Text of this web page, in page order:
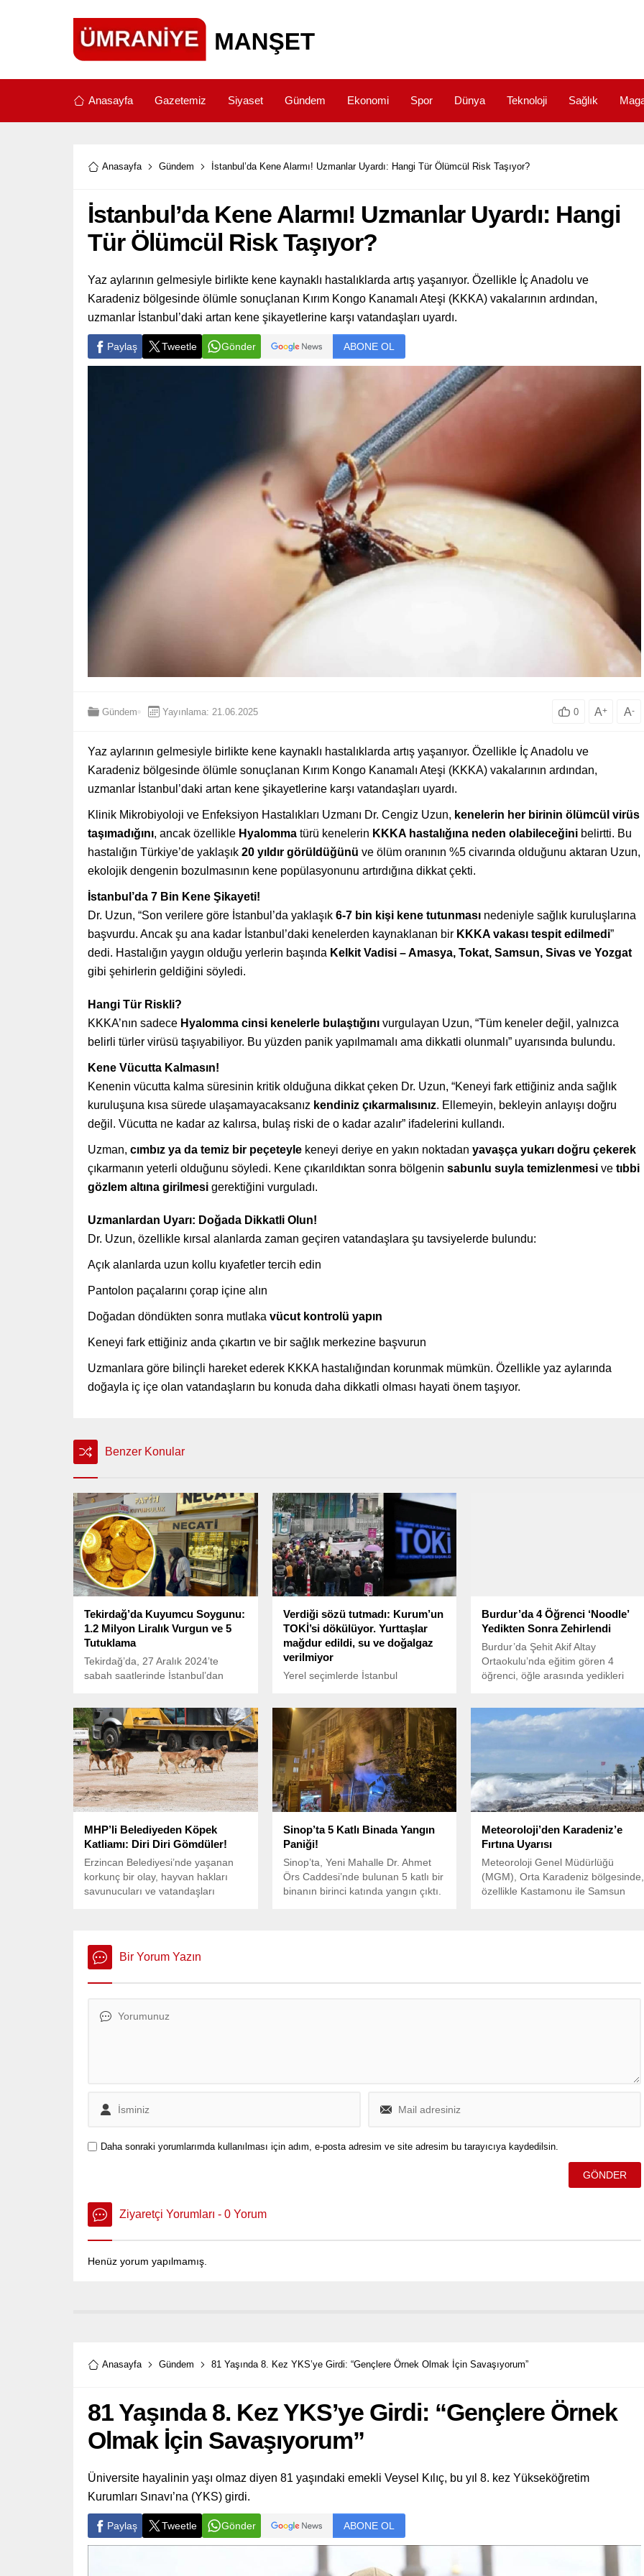
Anasayfa Gazetemiz Siyaset Gündem Ekonomi Spor Dünya Teknoloji Sağlık
Anasayfa Gündem İstanbul’da Kene Alarmı! Uzmanlar Uyardı: Hangi Tür Ölümcül Risk Taşıyor?
İstanbul’da Kene Alarmı! Uzmanlar Uyardı: Hangi
Tür Ölümcül Risk Taşıyor?
Yaz aylarının gelmesiyle birlikte kene kaynaklı hastalıklarda artış yaşanıyor. Özellikle İç Anadolu ve
Karadeniz bölgesinde ölümle sonuçlanan Kırım Kongo Kanamalı Ateşi (KKKA) vakalarının ardından,
uzmanlar İstanbul’daki artan kene şikayetlerine karşı vatandaşları uyardı.
Paylaş Tweetle Gönder ABONE OL
Gündem Yayınlama: 21.06.2025 0 A+ A-
Yaz aylarının gelmesiyle birlikte kene kaynaklı hastalıklarda artış yaşanıyor. Özellikle İç Anadolu ve
Karadeniz bölgesinde ölümle sonuçlanan Kırım Kongo Kanamalı Ateşi (KKKA) vakalarının ardından,
uzmanlar İstanbul’daki artan kene şikayetlerine karşı vatandaşları uyardı.
Klinik Mikrobiyoloji ve Enfeksiyon Hastalıkları Uzmanı Dr. Cengiz Uzun, kenelerin her birinin ölümcül virüs
taşımadığını, ancak özellikle Hyalomma türü kenelerin KKKA hastalığına neden olabileceğini belirtti. Bu
hastalığın Türkiye’de yaklaşık 20 yıldır görüldüğünü ve ölüm oranının %5 civarında olduğunu aktaran Uzun,
ekolojik dengenin bozulmasının kene popülasyonunu artırdığına dikkat çekti.
İstanbul’da 7 Bin Kene Şikayeti!
Dr. Uzun, “Son verilere göre İstanbul’da yaklaşık 6-7 bin kişi kene tutunması nedeniyle sağlık kuruluşlarına
başvurdu. Ancak şu ana kadar İstanbul’daki kenelerden kaynaklanan bir KKKA vakası tespit edilmedi”
dedi. Hastalığın yaygın olduğu yerlerin başında Kelkit Vadisi – Amasya, Tokat, Samsun, Sivas ve Yozgat
gibi şehirlerin geldiğini söyledi.
Hangi Tür Riskli?
KKKA’nın sadece Hyalomma cinsi kenelerle bulaştığını vurgulayan Uzun, “Tüm keneler değil, yalnızca
belirli türler virüsü taşıyabiliyor. Bu yüzden panik yapılmamalı ama dikkatli olunmalı” uyarısında bulundu.
Kene Vücutta Kalmasın!
Kenenin vücutta kalma süresinin kritik olduğuna dikkat çeken Dr. Uzun, “Keneyi fark ettiğiniz anda sağlık
kuruluşuna kısa sürede ulaşamayacaksanız kendiniz çıkarmalısınız. Ellemeyin, bekleyin anlayışı doğru
değil. Vücutta ne kadar az kalırsa, bulaş riski de o kadar azalır” ifadelerini kullandı.
Uzman, cımbız ya da temiz bir peçeteyle keneyi deriye en yakın noktadan yavaşça yukarı doğru çekerek
çıkarmanın yeterli olduğunu söyledi. Kene çıkarıldıktan sonra bölgenin sabunlu suyla temizlenmesi ve tıbbi
gözlem altına girilmesi gerektiğini vurguladı.
Uzmanlardan Uyarı: Doğada Dikkatli Olun!
Dr. Uzun, özellikle kırsal alanlarda zaman geçiren vatandaşlara şu tavsiyelerde bulundu:
Açık alanlarda uzun kollu kıyafetler tercih edin
Pantolon paçalarını çorap içine alın
Doğadan döndükten sonra mutlaka vücut kontrolü yapın
Keneyi fark ettiğiniz anda çıkartın ve bir sağlık merkezine başvurun
Uzmanlara göre bilinçli hareket ederek KKKA hastalığından korunmak mümkün. Özellikle yaz aylarında
doğayla iç içe olan vatandaşların bu konuda daha dikkatli olması hayati önem taşıyor.
Benzer Konular
Tekirdağ’da Kuyumcu Soygunu:
1.2 Milyon Liralık Vurgun ve 5
Tutuklama
Tekirdağ’da, 27 Aralık 2024’te
sabah saatlerinde İstanbul’dan
tehdidiyle yaklaşık 1.2 milyon liralık
ziynet eşyası çaldı.
Verdiği sözü tutmadı: Kurum’un
TOKİ’si dökülüyor. Yurttaşlar
mağdur edildi, su ve doğalgaz
verilmiyor
Yerel seçimlerde İstanbul
Şehircilik ve İklim Değişikliği Bakanı
Murat Kurum’un döneminde
yapımına başlanan Ankara
Yenimahalle’deki Yakacık TOKİ
Konutları’nda oturan yurttaşlar zor
durumda.
Burdur’da 4 Öğrenci ‘Noodle’
Yedikten Sonra Zehirlendi
Burdur’da Şehit Akif Altay
Ortaokulu’nda eğitim gören 4
öğrenci, öğle arasında yedikleri
MHP’li Belediyeden Köpek
Katliamı: Diri Diri Gömdüler!
Erzincan Belediyesi’nde yaşanan
korkunç bir olay, hayvan hakları
savunucuları ve vatandaşları
Sinop’ta 5 Katlı Binada Yangın
Paniği!
Sinop’ta, Yeni Mahalle Dr. Ahmet
Örs Caddesi’nde bulunan 5 katlı bir
binanın birinci katında yangın çıktı.
Meteoroloji’den Karadeniz’e
Fırtına Uyarısı
Meteoroloji Genel Müdürlüğü
(MGM), Orta Karadeniz bölgesinde,
özellikle Kastamonu ile Samsun
Bir Yorum Yazın
Daha sonraki yorumlarımda kullanılması için adım, e-posta adresim ve site adresim bu tarayıcıya kaydedilsin.
Ziyaretçi Yorumları - 0 Yorum
Henüz yorum yapılmamış.
Anasayfa Gündem 81 Yaşında 8. Kez YKS’ye Girdi: “Gençlere Örnek Olmak İçin Savaşıyorum”
81 Yaşında 8. Kez YKS’ye Girdi: “Gençlere Örnek
Olmak İçin Savaşıyorum”
Üniversite hayalinin yaşı olmaz diyen 81 yaşındaki emekli Veysel Kılıç, bu yıl 8. kez Yükseköğretim
Kurumları Sınavı’na (YKS) girdi.
Paylaş Tweetle Gönder ABONE OL